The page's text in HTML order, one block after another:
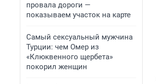
провала дороги —
показываем участок на карте
Самый сексуальный мужчина
Турции: чем Омер из
«Клюквенного щербета»
покорил женщин